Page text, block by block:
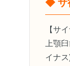
【サ
上顎
イナ